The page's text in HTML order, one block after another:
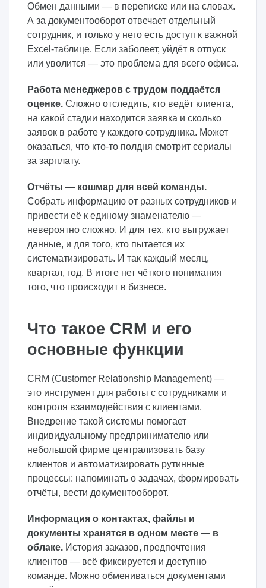
Обмен данными — в переписке или на словах.
А за документооборот отвечает отдельный
сотрудник, и только у него есть доступ к важной
Excel-таблице. Если заболеет, уйдёт в отпуск
или уволится — это проблема для всего офиса.
Работа менеджеров с трудом поддаётся
оценке. Сложно отследить, кто ведёт клиента,
на какой стадии находится заявка и сколько
заявок в работе у каждого сотрудника. Может
оказаться, что кто-то полдня смотрит сериалы
за зарплату.
Отчёты — кошмар для всей команды.
Собрать информацию от разных сотрудников и
привести её к единому знаменателю —
невероятно сложно. И для тех, кто выгружает
данные, и для того, кто пытается их
систематизировать. И так каждый месяц,
квартал, год. В итоге нет чёткого понимания
того, что происходит в бизнесе.
Что такое CRM и его
основные функции
CRM (Customer Relationship Management) —
это инструмент для работы с сотрудниками и
контроля взаимодействия с клиентами.
Внедрение такой системы помогает
индивидуальному предпринимателю или
небольшой фирме централизовать базу
клиентов и автоматизировать рутинные
процессы: напоминать о задачах, формировать
отчёты, вести документооборот.
Информация о контактах, файлы и
документы хранятся в одном месте — в
облаке. История заказов, предпочтения
клиентов — всё фиксируется и доступно
команде. Можно обмениваться документами